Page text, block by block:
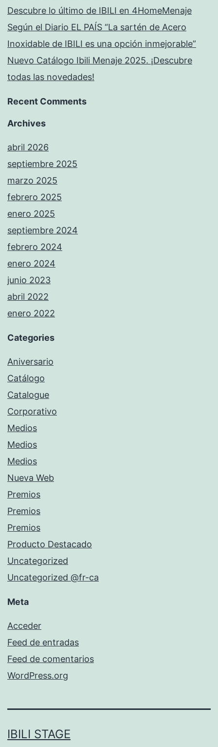
Descubre lo último de IBILI en 4HomeMenaje
Según el Diario EL PAÍS “La sartén de Acero
Inoxidable de IBILI es una opción inmejorable”
Nuevo Catálogo Ibili Menaje 2025. ¡Descubre
todas las novedades!
Recent Comments
Archives
abril 2026
septiembre 2025
marzo 2025
febrero 2025
enero 2025
septiembre 2024
febrero 2024
enero 2024
junio 2023
abril 2022
enero 2022
Categories
Aniversario
Catálogo
Catalogue
Corporativo
Medios
Medios
Medios
Nueva Web
Premios
Premios
Premios
Producto Destacado
Uncategorized
Uncategorized @fr-ca
Meta
Acceder
Feed de entradas
Feed de comentarios
WordPress.org
IBILI STAGE